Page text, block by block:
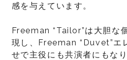
感を与えています。
Freeman “Tailor”は大胆な
現し、Freeman “Duvet”エ
せで主役にも共演者にもなり